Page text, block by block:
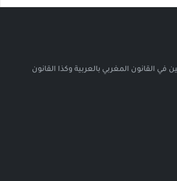
في القانون المغربي بالعربية وكذا القانون